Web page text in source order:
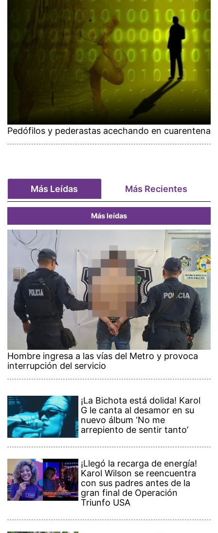
Pedófilos y pederastas acechando en cuarentena
Más Leídas Más Recientes
Más leídas
Hombre ingresa a las vías del Metro y provoca
interrupción del servicio
¡La Bichota está dolida! Karol
G le canta al desamor en su
nuevo álbum ‘No me
arrepiento de sentir tanto’
¡Llegó la recarga de energía!
Karol Wilson se reencuentra
con sus padres antes de la
gran final de Operación
Triunfo USA